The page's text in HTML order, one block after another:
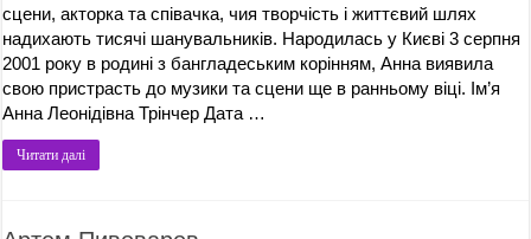
сцени, акторка та співачка, чия творчість і життєвий шлях
надихають тисячі шанувальників. Народилась у Києві 3 серпня
2001 року в родині з бангладеським корінням, Анна виявила
свою пристрасть до музики та сцени ще в ранньому віці. Ім’я
Анна Леонідівна Трінчер Дата …
Читати далі